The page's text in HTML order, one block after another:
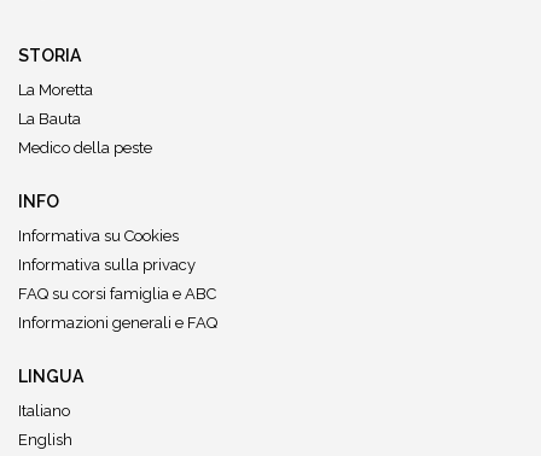
STORIA
La Moretta
La Bauta
Medico della peste
INFO
Informativa su Cookies
Informativa sulla privacy
FAQ su corsi famiglia e ABC
Informazioni generali e FAQ
LINGUA
Italiano
English